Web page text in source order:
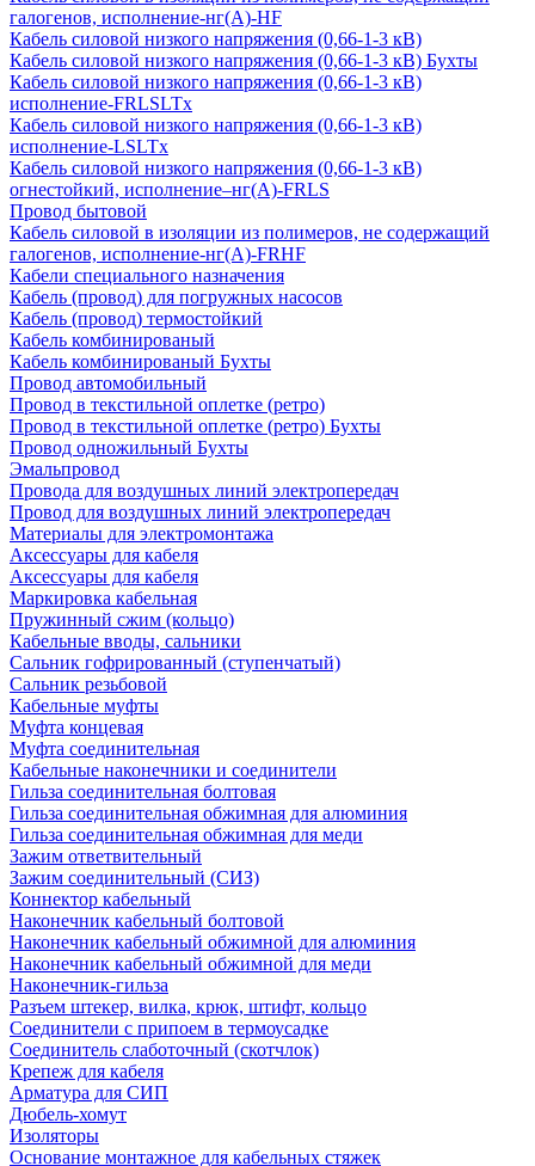
галогенов, исполнение-нг(А)-HF
Кабель силовой низкого напряжения (0,66-1-3 кВ)
Кабель силовой низкого напряжения (0,66-1-3 кВ) Бухты
Кабель силовой низкого напряжения (0,66-1-3 кВ)
исполнение-FRLSLTx
Кабель силовой низкого напряжения (0,66-1-3 кВ)
исполнение-LSLTx
Кабель силовой низкого напряжения (0,66-1-3 кВ)
огнестойкий, исполнение–нг(А)-FRLS
Провод бытовой
Кабель силовой в изоляции из полимеров, не содержащий
галогенов, исполнение-нг(А)-FRHF
Кабели специального назначения
Кабель (провод) для погружных насосов
Кабель (провод) термостойкий
Кабель комбинированый
Кабель комбинированый Бухты
Провод автомобильный
Провод в текстильной оплетке (ретро)
Провод в текстильной оплетке (ретро) Бухты
Провод одножильный Бухты
Эмальпровод
Провода для воздушных линий электропередач
Провод для воздушных линий электропередач
Материалы для электромонтажа
Аксессуары для кабеля
Аксессуары для кабеля
Маркировка кабельная
Пружинный сжим (кольцо)
Кабельные вводы, сальники
Сальник гофрированный (ступенчатый)
Сальник резьбовой
Кабельные муфты
Муфта концевая
Муфта соединительная
Кабельные наконечники и соединители
Гильза соединительная болтовая
Гильза соединительная обжимная для алюминия
Гильза соединительная обжимная для меди
Зажим ответвительный
Зажим соединительный (СИЗ)
Коннектор кабельный
Наконечник кабельный болтовой
Наконечник кабельный обжимной для алюминия
Наконечник кабельный обжимной для меди
Наконечник-гильза
Разъем штекер, вилка, крюк, штифт, кольцо
Соединители с припоем в термоусадке
Соединитель слаботочный (скотчлок)
Крепеж для кабеля
Арматура для СИП
Дюбель-хомут
Изоляторы
Основание монтажное для кабельных стяжек